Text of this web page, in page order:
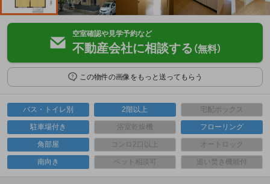
空室確認や見学予約など
不動産会社に相談する （無料）
この物件の画像をもっと送ってもらう
バス・トイレ別 2階以上 宅配ボックス
駐車場付き 浴室乾燥機 フローリング
角部屋 コンロ2口以上 オートロック
南向き ペット相談可 追い焚き機能付